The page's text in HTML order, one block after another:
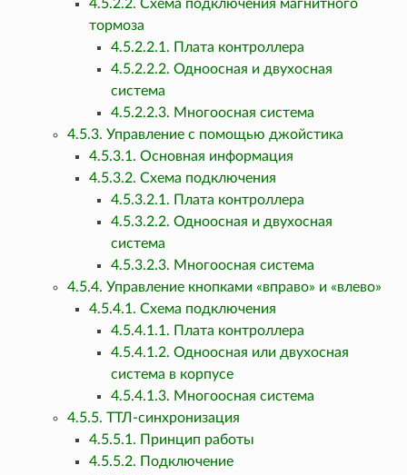
4.5.2.2. Схема подключения магнитного
тормоза
4.5.2.2.1. Плата контроллера
4.5.2.2.2. Одноосная и двухосная
система
4.5.2.2.3. Многоосная система
4.5.3. Управление с помощью джойстика
4.5.3.1. Основная информация
4.5.3.2. Схема подключения
4.5.3.2.1. Плата контроллера
4.5.3.2.2. Одноосная и двухосная
система
4.5.3.2.3. Многоосная система
4.5.4. Управление кнопками «вправо» и «влево»
4.5.4.1. Схема подключения
4.5.4.1.1. Плата контроллера
4.5.4.1.2. Одноосная или двухосная
система в корпусе
4.5.4.1.3. Многоосная система
4.5.5. ТТЛ-синхронизация
4.5.5.1. Принцип работы
4.5.5.2. Подключение